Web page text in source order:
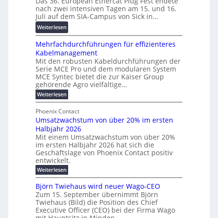
e
n
z
g
s
f
ö
r
d
e
r
u
n
g
b
r
a
u
c
h
t
m
e
r
T
e
m
w
i
r
d
z
u
m
E
n
e
r
g
u
b
ü
r
m
o
d
e
r
n
e
r
e
n
t
w
i
c
k
e
l
e
N
H
-
S
i
c
h
e
r
u
n
nach zwei intensiven Tagen am 15. und 16.
Juli auf dem SIA-Campus von Sick in…
Weiterlesen:
R
e
k
o
r
d
b
e
t
e
i
l
i
g
u
n
g
b
e
m
Mehrfachdurchführungen für effizienteres
Kabelmanagement
Mit den robusten Kabeldurchführungen der
Serie MCE Pro und dem modularen System
MCE Syntec bietet die zur Kaiser Group
gehörende Agro vielfältige…
Weiterlesen:
M
h
r
f
a
c
h
d
u
r
c
f
ü
h
r
u
Phoenix Contact
Umsatzwachstum von über 20% im ersten
Halbjahr 2026
Mit einem Umsatzwachstum von über 20%
im ersten Halbjahr 2026 hat sich die
Geschäftslage von Phoenix Contact positiv
entwickelt.
Weiterlesen:
U
m
s
a
z
Björn Twiehaus wird neuer Wago-CEO
Zum 15. September übernimmt Björn
Twiehaus (Bild) die Position des Chief
Executive Officer (CEO) bei der Firma Wago